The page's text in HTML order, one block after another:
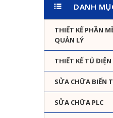
DANH
THIẾT KẾ PHẦN
QUẢN LÝ
THIẾT KẾ TỦ
SỬA CHỮA BIẾN
SỬA CHỮA PLC